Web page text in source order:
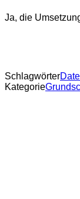
Ja, die
Schlagwörter
Kategorie